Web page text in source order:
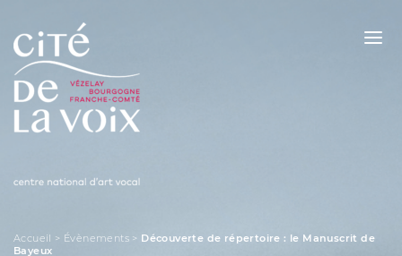
Skip
content
Accueil > Évènements > Découverte de répertoire : le Manuscrit de
Bayeux